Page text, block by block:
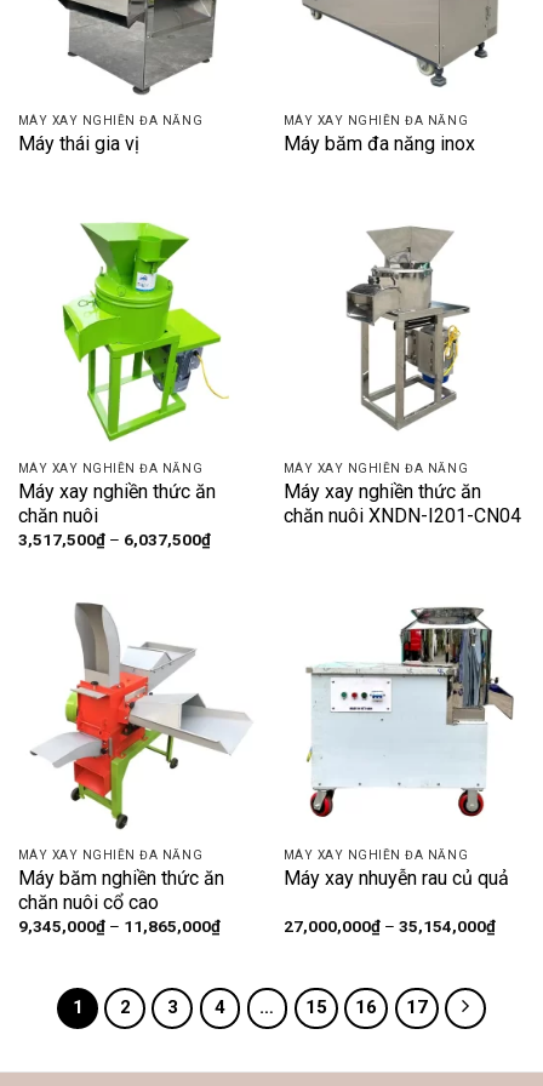
MÁY XAY NGHIỀN ĐA NĂNG
Máy thái gia vị
MÁY XAY NGHIỀN ĐA NĂNG
Máy băm đa năng inox
MÁY XAY NGHIỀN ĐA NĂNG
Máy xay nghiền thức ăn
chăn nuôi
3,517,500₫ – 6,037,500₫Khoảng
giá:
MÁY XAY NGHIỀN ĐA NĂNG
Máy xay nghiền thức ăn
chăn nuôi XNDN-I201-CN04
MÁY XAY NGHIỀN ĐA NĂNG
Máy băm nghiền thức ăn
chăn nuôi cổ cao
9,345,000₫ – 11,865,000₫Khoảng
giá:
đến
11,865,000₫
MÁY XAY NGHIỀN ĐA NĂNG
Máy xay nhuyễn rau củ quả
27,000,000₫ – 35,154,000₫
giá:
1 2 3 4 … 15 16 17